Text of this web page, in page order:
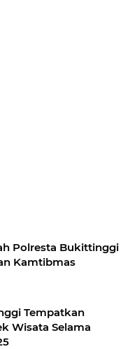
Polresta Bukittinggi
Kamtibmas
Tempatkan
Wisata Selama